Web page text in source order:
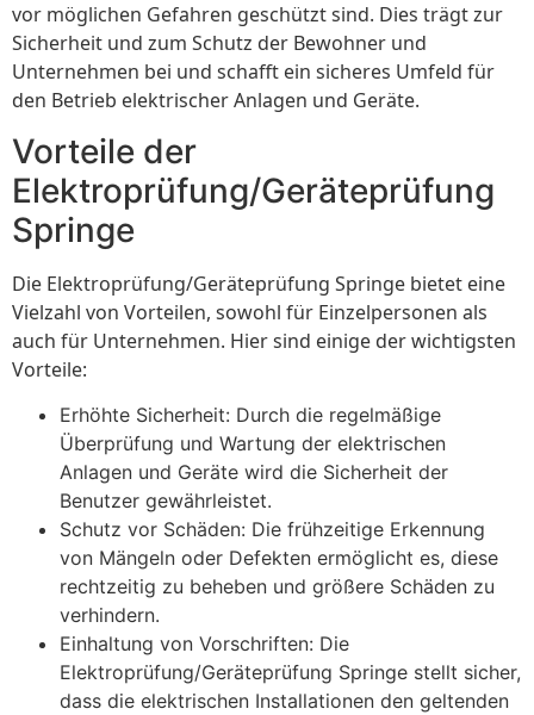
vor möglichen Gefahren geschützt sind. Dies trägt zur
Sicherheit und zum Schutz der Bewohner und
Unternehmen bei und schafft ein sicheres Umfeld für
den Betrieb elektrischer Anlagen und Geräte.
Vorteile der
Elektroprüfung/Geräteprüfung
Springe
Die Elektroprüfung/Geräteprüfung Springe bietet eine
Vielzahl von Vorteilen, sowohl für Einzelpersonen als
auch für Unternehmen. Hier sind einige der wichtigsten
Vorteile:
Erhöhte Sicherheit: Durch die regelmäßige
Überprüfung und Wartung der elektrischen
Anlagen und Geräte wird die Sicherheit der
Benutzer gewährleistet.
Schutz vor Schäden: Die frühzeitige Erkennung
von Mängeln oder Defekten ermöglicht es, diese
rechtzeitig zu beheben und größere Schäden zu
verhindern.
Einhaltung von Vorschriften: Die
Elektroprüfung/Geräteprüfung Springe stellt sicher,
dass die elektrischen Installationen den geltenden